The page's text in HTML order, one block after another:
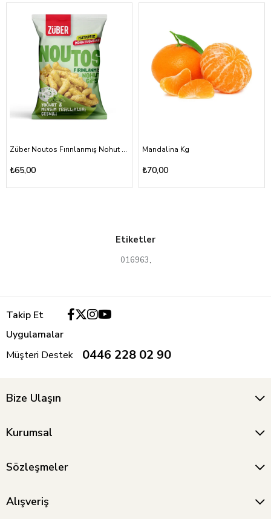
Züber Noutos Fırınlanmış Nohut Cipsi Yoğurt Mevsim Yeşillikleri 55gr
₺65,00
Mandalina Kg
₺70,00
Etiketler
016963,
Takip Et
Uygulamalar
Müşteri Destek
0446 228 02 90
Bize Ulaşın
Kurumsal
Sözleşmeler
Alışveriş